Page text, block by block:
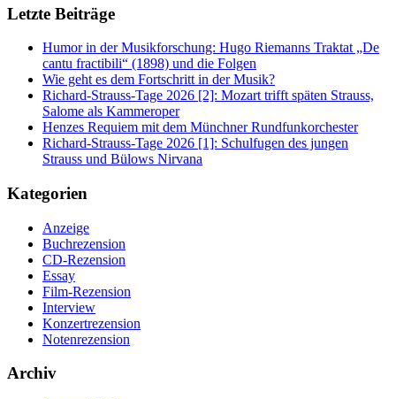
Letzte Beiträge
Humor in der Musikforschung: Hugo Riemanns Traktat „De
cantu fractibili“ (1898) und die Folgen
Wie geht es dem Fortschritt in der Musik?
Richard-Strauss-Tage 2026 [2]: Mozart trifft späten Strauss,
Salome als Kammeroper
Henzes Requiem mit dem Münchner Rundfunkorchester
Richard-Strauss-Tage 2026 [1]: Schulfugen des jungen
Strauss und Bülows Nirvana
Kategorien
Anzeige
Buchrezension
CD-Rezension
Essay
Film-Rezension
Interview
Konzertrezension
Notenrezension
Archiv